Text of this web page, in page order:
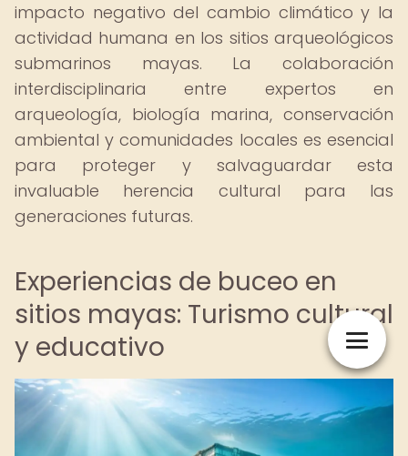
impacto negativo del cambio climático y la
actividad humana en los sitios arqueológicos
submarinos mayas. La colaboración
interdisciplinaria entre expertos en
arqueología, biología marina, conservación
ambiental y comunidades locales es esencial
para proteger y salvaguardar esta
invaluable herencia cultural para las
generaciones futuras.
Experiencias de buceo en
sitios mayas: Turismo cultural
y educativo